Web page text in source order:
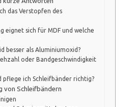
das Verstopfen des
eignet sich für MDF und welche
besser als Aluminiumoxid?
oder Bandgeschwindigkeit
pflege ich Schleifbänder richtig?
von Schleifbändern